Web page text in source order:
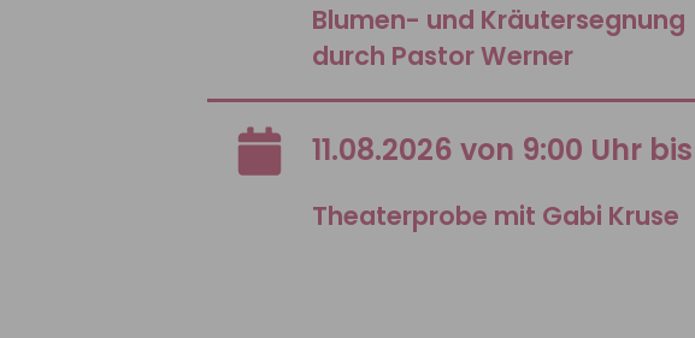
Blumen- und Kräutersegnung
durch Pastor Werner
11.08.2026 von 9:00 Uhr
Theaterprobe mit Gabi Kruse